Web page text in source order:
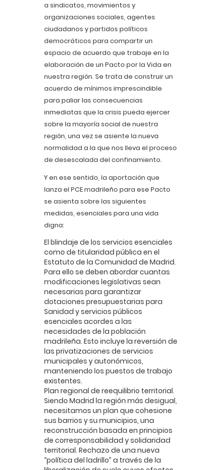
a sindicatos, movimientos y
organizaciones sociales, agentes
ciudadanos y partidos políticos
democráticos para compartir un
espacio de acuerdo que trabaje en la
elaboración de un Pacto por la Vida en
nuestra región. Se trata de construir un
acuerdo de mínimos imprescindible
para paliar las consecuencias
inmediatas que la crisis pueda ejercer
sobre la mayoría social de nuestra
región, una vez se asiente la nueva
normalidad a la que nos lleva el proceso
de desescalada del confinamiento.
Y en ese sentido, la aportación que
lanza el PCE madrileño para ese Pacto
se asienta sobre las siguientes
medidas, esenciales para una vida
digna:
El blindaje de los servicios esenciales
como de titularidad pública en el
Estatuto de la Comunidad de Madrid.
Para ello se deben abordar cuantas
modificaciones legislativas sean
necesarias para garantizar
dotaciones presupuestarias para
Sanidad y servicios públicos
esenciales acordes a las
necesidades de la población
madrileña. Esto incluye la reversión de
las privatizaciones de servicios
municipales y autonómicos,
manteniendo los puestos de trabajo
existentes.
Plan regional de reequilibrio territorial.
Siendo Madrid la región más desigual,
necesitamos un plan que cohesione
sus barrios y su municipios, una
reconstrucción basada en principios
de corresponsabilidad y solidaridad
territorial. Rechazo de una nueva
“política del ladrillo” a través de la